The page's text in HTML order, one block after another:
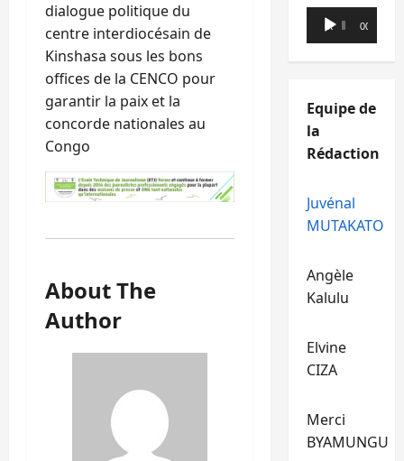
dialogue politique du
centre interdiocésain de
Kinshasa sous les bons
offices de la CENCO pour
garantir la paix et la
concorde nationales au
Congo
About The
Author
Lecteur
audio
00:00 00:00
Equipe de
la
Rédaction
Juvénal
MUTAKATO
Angèle
Kalulu
Elvine
CIZA
Merci
BYAMUNGU